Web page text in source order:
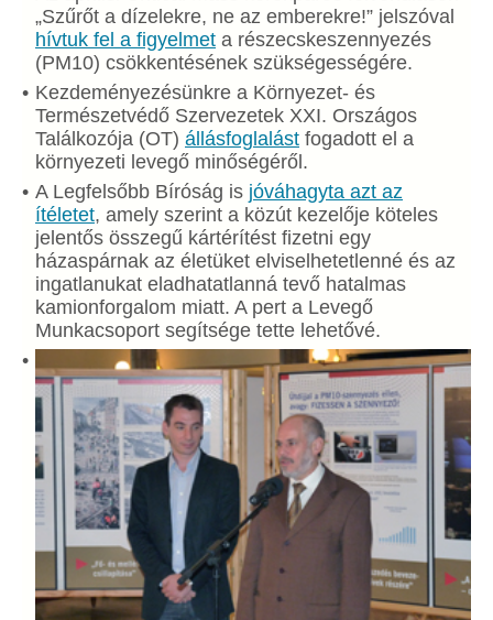
„Szűrőt a dízelekre, ne az emberekre!” jelszóval
hívtuk fel a figyelmet a részecskeszennyezés
(PM10) csökkentésének szükségességére.
Kezdeményezésünkre a Környezet- és
Természetvédő Szervezetek XXI. Országos
Találkozója (OT) állásfoglalást fogadott el a
környezeti levegő minőségéről.
A Legfelsőbb Bíróság is jóváhagyta azt az
ítéletet, amely szerint a közút kezelője köteles
jelentős összegű kártérítést fizetni egy
házaspárnak az életüket elviselhetetlenné és az
ingatlanukat eladhatatlanná tevő hatalmas
kamionforgalom miatt. A pert a Levegő
Munkacsoport segítsége tette lehetővé.